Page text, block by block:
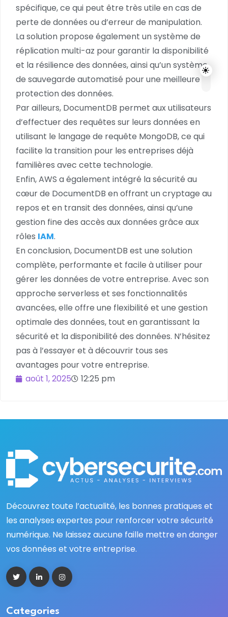
spécifique, ce qui peut être très utile en cas de
perte de données ou d’erreur de manipulation.
La solution propose également un système de
réplication multi-az pour garantir la disponibilité
et la résilience des données, ainsi qu’un système
de sauvegarde automatisé pour une meilleure
protection des données.
Par ailleurs, DocumentDB permet aux utilisateurs
d’effectuer des requêtes sur leurs données en
utilisant le langage de requête MongoDB, ce qui
facilite la transition pour les entreprises déjà
familières avec cette technologie.
Enfin, AWS a également intégré la sécurité au
cœur de DocumentDB en offrant un cryptage au
repos et en transit des données, ainsi qu’une
gestion fine des accès aux données grâce aux
rôles IAM.
En conclusion, DocumentDB est une solution
complète, performante et facile à utiliser pour
gérer les données de votre entreprise. Avec son
approche serverless et ses fonctionnalités
avancées, elle offre une flexibilité et une gestion
optimale des données, tout en garantissant la
sécurité et la disponibilité des données. N’hésitez
pas à l’essayer et à découvrir tous ses
avantages pour votre entreprise.
août 1, 2025
12:25 pm
Découvrez toute l’actualité, les bonnes pratiques et
les analyses expertes pour renforcer votre sécurité
numérique. Ne laissez aucune faille mettre en danger
vos données et votre entreprise.
Categories